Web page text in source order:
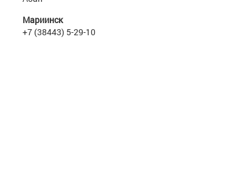
Мариинск
+7 (38443) 5-29-10